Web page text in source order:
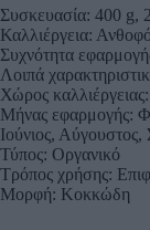
Συσκευασία: 400 g,
Καλλιέργεια:
Συχνότητα
Λοιπά
Χώρος
Μήνας εφαρμογής:
Ιούνιος,
Τύπος: Οργανικό
Τρόπος χρήσης:
Μορφή: Κοκκώδη